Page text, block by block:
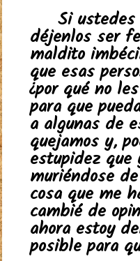
Si
déjenlos ser
maldito
que esas
¿por qué no
para que
a algunas de
quejamos y,
estupidez que
muriéndose
cosa que me
cambié de
ahora estoy
posible para